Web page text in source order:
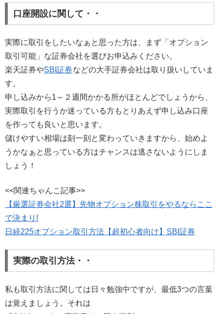
口座開設に関して・・
実際に取引をしたいなぁと思った方は、まず「オプション
取引可能」な証券会社を選びお申込みください。
楽天証券やSBI証券などの大手証券会社は取り扱いしていま
す。
申し込みから1～２週間かかる所がほとんどでしょうから、
実際取引を行うか迷っている方もとりあえず申し込み口座
を作っても良いと思います。
儲けやすい相場は刻一刻と変わっていきますから、始めよ
うかなぁと思っている方はチャンスは逃さないようにしま
しょう！
<<関連ちゃんこ記事>>
【厳選証券会社2選】先物オプション株取引をやるならここ
で決まり!
日経225オプション取引方法【超初心者向け】SBI証券
実際の取引方法・・
私も取引方法に関しては日々勉強中ですが、最低3つの言葉
は覚えましょう。それは